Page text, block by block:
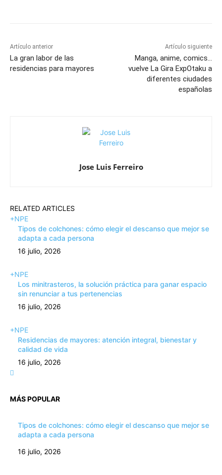
Artículo anterior
La gran labor de las
residencias para mayores
Artículo siguiente
Manga, anime, comics…
vuelve La Gira ExpOtaku a
diferentes ciudades
españolas
Jose Luis Ferreiro
RELATED ARTICLES
+NPE
Tipos de colchones: cómo elegir el descanso que mejor se
adapta a cada persona
16 julio, 2026
+NPE
Los minitrasteros, la solución práctica para ganar espacio
sin renunciar a tus pertenencias
16 julio, 2026
+NPE
Residencias de mayores: atención integral, bienestar y
calidad de vida
16 julio, 2026
MÁS POPULAR
Tipos de colchones: cómo elegir el descanso que mejor se
adapta a cada persona
16 julio, 2026